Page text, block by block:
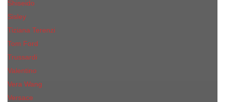
Shiseido
Sisley
Tiziana Terenzi
Tom Ford
Trussardi
Valentino
Vera Wang
Versace